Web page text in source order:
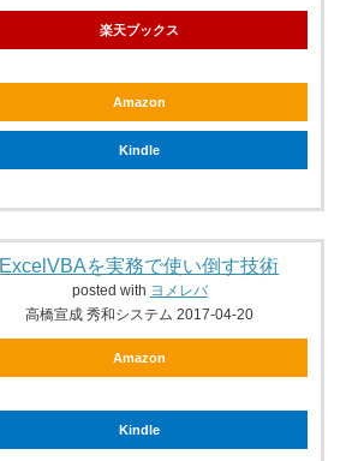
楽天ブックス
Amazon
Kindle
ExcelVBAを実務で使い倒す技術
posted with ヨメレバ
高橋宣成 秀和システム 2017-04-20
Amazon
Kindle